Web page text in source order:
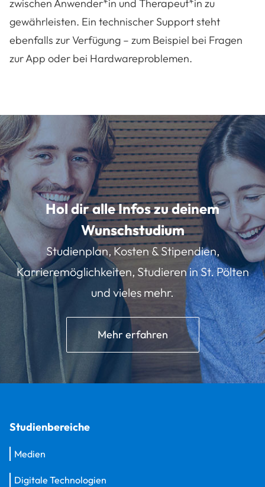
zwischen Anwender*in und Therapeut*in zu
gewährleisten. Ein technischer Support steht
ebenfalls zur Verfügung – zum Beispiel bei Fragen
zur App oder bei Hardwareproblemen.
Hol dir alle Infos zu deinem
Wunschstudium
Studienplan, Kosten & Stipendien,
Karrieremöglichkeiten, Studieren in St. Pölten
und vieles mehr.
Mehr erfahren
Studienbereiche
Medien
Digitale Technologien